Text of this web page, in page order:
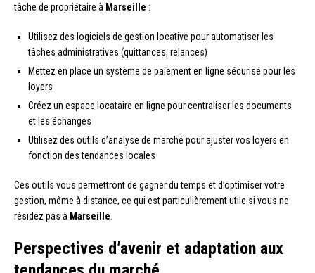
tâche de propriétaire à Marseille :
Utilisez des logiciels de gestion locative pour automatiser les
tâches administratives (quittances, relances)
Mettez en place un système de paiement en ligne sécurisé pour les
loyers
Créez un espace locataire en ligne pour centraliser les documents
et les échanges
Utilisez des outils d’analyse de marché pour ajuster vos loyers en
fonction des tendances locales
Ces outils vous permettront de gagner du temps et d’optimiser votre
gestion, même à distance, ce qui est particulièrement utile si vous ne
résidez pas à Marseille.
Perspectives d’avenir et adaptation aux